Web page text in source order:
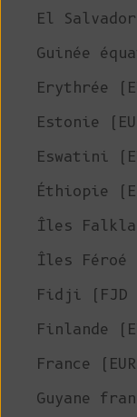
El
Guinée
Erythrée
Estonie
Eswatini
Éthiopie
Îles
Îles Féroé
Fidji (FJD
Finlande
France
Guyane